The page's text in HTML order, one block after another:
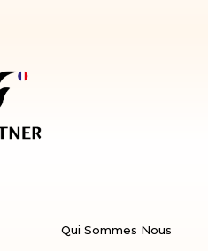
Qui Sommes Nous